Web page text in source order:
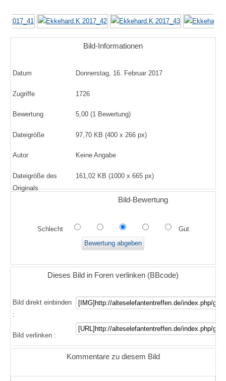
Bild-Informationen
Datum Donnerstag, 16. Februar 2017
Zugriffe 1726
Bewertung 5,00 (1 Bewertung)
Dateigröße 97,70 KB (400 x 266 px)
Autor Keine Angabe
Dateigröße des
Originals
161,02 KB (1000 x 665 px)
Bild-Bewertung
Schlecht Gut
Dieses Bild in Foren verlinken (BBcode)
Bild direkt einbinden
:
Bild verlinken :
Kommentare zu diesem Bild